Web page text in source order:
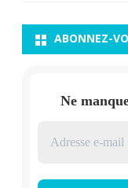
ABONNEZ-
Ne